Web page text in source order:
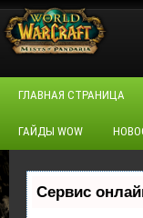
ГЛАВНАЯ СТРАНИЦА
ГАЙДЫ WOW
Сервис